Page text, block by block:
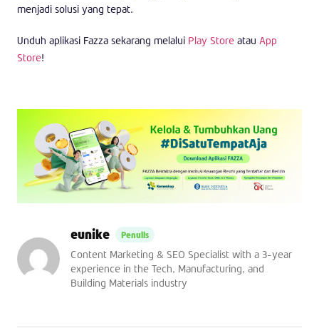
menjadi solusi yang tepat.
Unduh aplikasi Fazza sekarang melalui Play Store atau App
Store!
eunike
Content Marketing & SEO Specialist with a 3-year
experience in the Tech, Manufacturing, and
Building Materials industry